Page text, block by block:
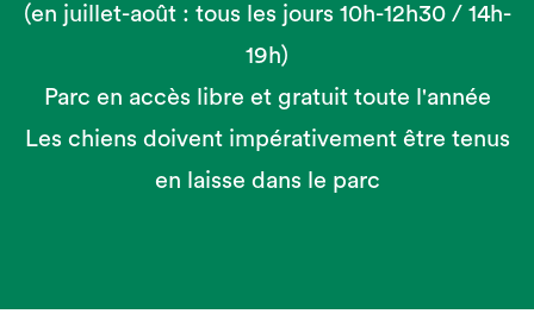
(en juillet-août : tous les jours 10h-12h30 / 14h-
19h)
Parc en accès libre et gratuit toute l'année
Les chiens doivent impérativement être tenus
en laisse dans le parc